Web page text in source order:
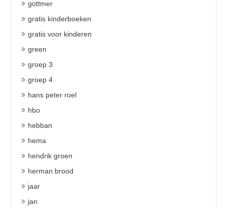
gottmer
gratis kinderboeken
gratis voor kinderen
green
groep 3
groep 4
hans peter roel
hbo
hebban
hema
hendrik groen
herman brood
jaar
jan